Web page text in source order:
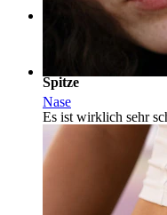
Nase
Rating
Spitze
Es ist wirklich sehr
habe nur ein kleines
Pfeils in der Nähe